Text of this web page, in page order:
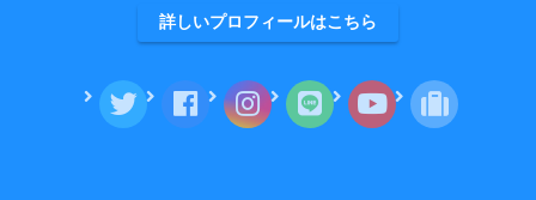
詳しいプロフィールはこちら